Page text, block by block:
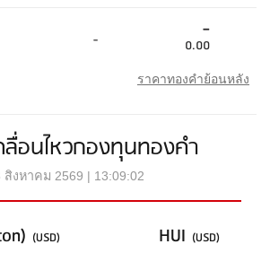
- -
0.00
ราคาทองคำย้อนหลัง
ลื่อนไหวกองทุนทองคำ
สิงหาคม 2569 | 13:09:02
(USD) HUI (USD)